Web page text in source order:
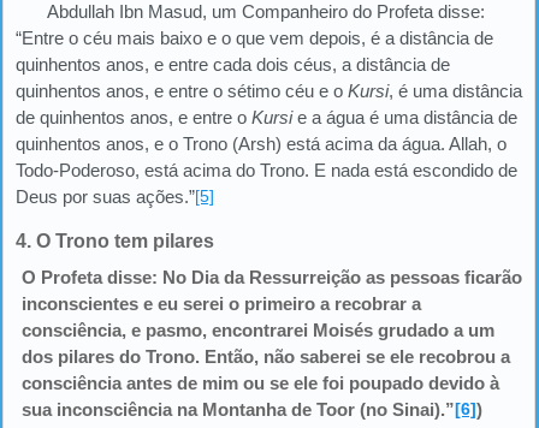
Abdullah Ibn Masud, um Companheiro do Profeta disse:
“Entre o céu mais baixo e o que vem depois, é a distância de
quinhentos anos, e entre cada dois céus, a distância de
quinhentos anos, e entre o sétimo céu e o Kursi, é uma distância
de quinhentos anos, e entre o Kursie a água é uma distância de
quinhentos anos, e o Trono (Arsh) está acima da água. Allah, o
Todo-Poderoso, está acima do Trono. E nada está escondido de
Deus por suas ações.”[5]
4. O Trono tem pilares
O Profeta disse: No Dia da Ressurreição as pessoas ficarão
inconscientes e eu serei o primeiro a recobrar a
consciência, e pasmo, encontrarei Moisés grudado a um
dos pilares do Trono. Então, não saberei se ele recobrou a
consciência antes de mim ou se ele foi poupado devido à
sua inconsciência na Montanha de Toor (no Sinai).”[6])